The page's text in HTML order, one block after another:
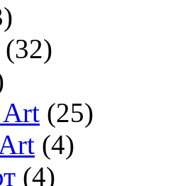
(32)
(25)
(4)
(4)